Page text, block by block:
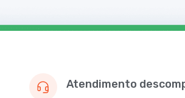
Atendimento